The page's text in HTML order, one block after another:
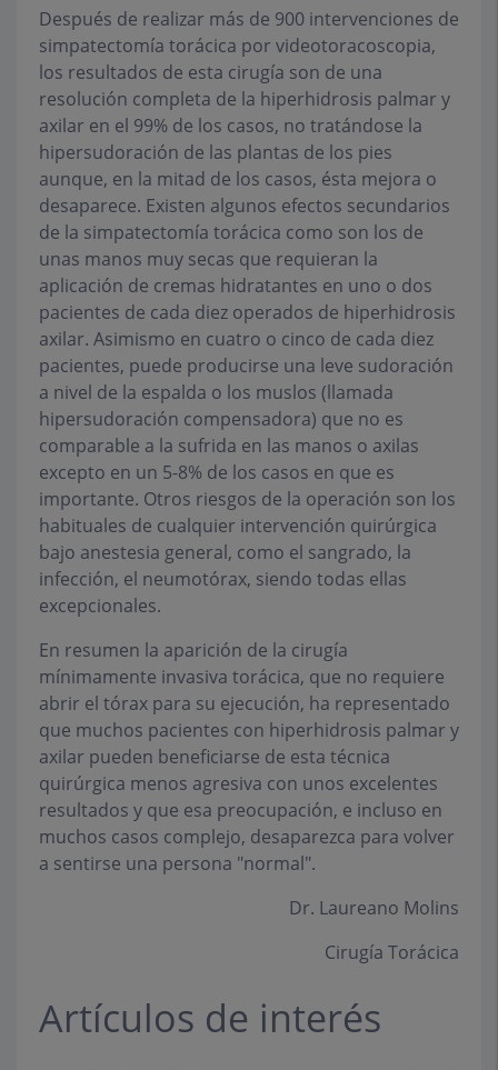
Después de realizar más de 900 intervenciones de
simpatectomía torácica por videotoracoscopia,
los resultados de esta cirugía son de una
resolución completa de la hiperhidrosis palmar y
axilar en el 99% de los casos, no tratándose la
hipersudoración de las plantas de los pies
aunque, en la mitad de los casos, ésta mejora o
desaparece. Existen algunos efectos secundarios
de la simpatectomía torácica como son los de
unas manos muy secas que requieran la
aplicación de cremas hidratantes en uno o dos
pacientes de cada diez operados de hiperhidrosis
axilar. Asimismo en cuatro o cinco de cada diez
pacientes, puede producirse una leve sudoración
a nivel de la espalda o los muslos (llamada
hipersudoración compensadora) que no es
comparable a la sufrida en las manos o axilas
excepto en un 5-8% de los casos en que es
importante. Otros riesgos de la operación son los
habituales de cualquier intervención quirúrgica
bajo anestesia general, como el sangrado, la
infección, el neumotórax, siendo todas ellas
excepcionales.
En resumen la aparición de la cirugía
mínimamente invasiva torácica, que no requiere
abrir el tórax para su ejecución, ha representado
que muchos pacientes con hiperhidrosis palmar y
axilar pueden beneficiarse de esta técnica
quirúrgica menos agresiva con unos excelentes
resultados y que esa preocupación, e incluso en
muchos casos complejo, desaparezca para volver
a sentirse una persona "normal".
Dr. Laureano Molins
Cirugía Torácica
Artículos de interés